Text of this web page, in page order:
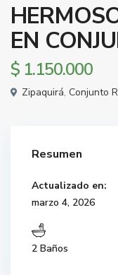
EN
$ 1.150.000
Zipaquirá, Conjunto
Resumen
Actualizado en:
marzo 4, 2026
2 Baños